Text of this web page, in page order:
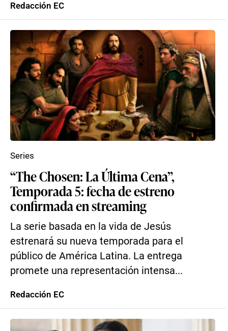
Redacción EC
“The Chosen: La Última Cena”,
Temporada 5: fecha de estreno
confirmada en streaming
La serie basada en la vida de Jesús
estrenará su nueva temporada para el
público de América Latina. La entrega
promete una representación intensa...
Series
Redacción EC